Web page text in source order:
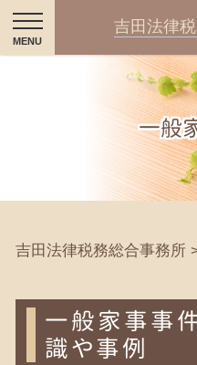
一般
吉田法律
吉田法律税務総合事務所
一般家事事
識や事例